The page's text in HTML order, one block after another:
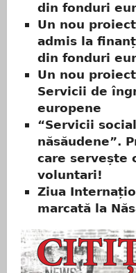
din fonduri
Un nou
admis la
din fonduri
Un nou
Servicii de
europene
“Servicii
năsăudene”.
care servește
voluntari!
Ziua
marcată la